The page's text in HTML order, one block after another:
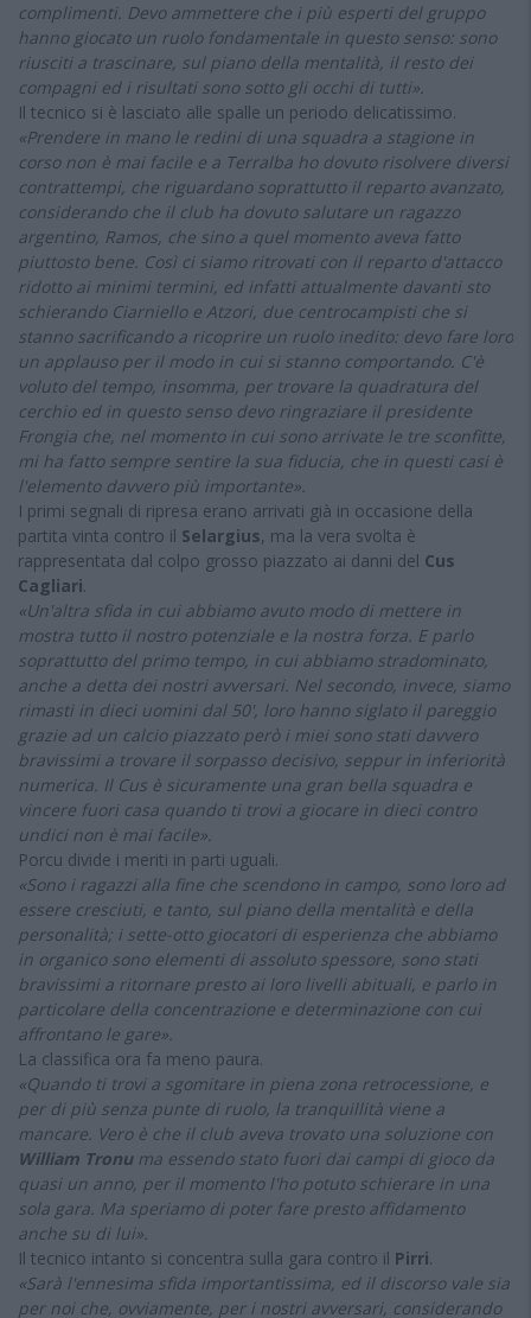
complimenti. Devo ammettere che i più esperti del gruppo
hanno giocato un ruolo fondamentale in questo senso: sono
riusciti a trascinare, sul piano della mentalità, il resto dei
compagni ed i risultati sono sotto gli occhi di tutti».
Il tecnico si è lasciato alle spalle un periodo delicatissimo.
«Prendere in mano le redini di una squadra a stagione in
corso non è mai facile e a Terralba ho dovuto risolvere diversi
contrattempi, che riguardano soprattutto il reparto avanzato,
considerando che il club ha dovuto salutare un ragazzo
argentino, Ramos, che sino a quel momento aveva fatto
piuttosto bene. Così ci siamo ritrovati con il reparto d'attacco
ridotto ai minimi termini, ed infatti attualmente davanti sto
schierando Ciarniello e Atzori, due centrocampisti che si
stanno sacrificando a ricoprire un ruolo inedito: devo fare loro
un applauso per il modo in cui si stanno comportando. C'è
voluto del tempo, insomma, per trovare la quadratura del
cerchio ed in questo senso devo ringraziare il presidente
Frongia che, nel momento in cui sono arrivate le tre sconfitte,
mi ha fatto sempre sentire la sua fiducia, che in questi casi è
l'elemento davvero più importante».
I primi segnali di ripresa erano arrivati già in occasione della
partita vinta contro il Selargius, ma la vera svolta è
rappresentata dal colpo grosso piazzato ai danni del Cus
Cagliari.
«Un'altra sfida in cui abbiamo avuto modo di mettere in
mostra tutto il nostro potenziale e la nostra forza. E parlo
soprattutto del primo tempo, in cui abbiamo stradominato,
anche a detta dei nostri avversari. Nel secondo, invece, siamo
rimasti in dieci uomini dal 50', loro hanno siglato il pareggio
grazie ad un calcio piazzato però i miei sono stati davvero
bravissimi a trovare il sorpasso decisivo, seppur in inferiorità
numerica. Il Cus è sicuramente una gran bella squadra e
vincere fuori casa quando ti trovi a giocare in dieci contro
undici non è mai facile».
Porcu divide i meriti in parti uguali.
«Sono i ragazzi alla fine che scendono in campo, sono loro ad
essere cresciuti, e tanto, sul piano della mentalità e della
personalità; i sette-otto giocatori di esperienza che abbiamo
in organico sono elementi di assoluto spessore, sono stati
bravissimi a ritornare presto ai loro livelli abituali, e parlo in
particolare della concentrazione e determinazione con cui
affrontano le gare».
La classifica ora fa meno paura.
«Quando ti trovi a sgomitare in piena zona retrocessione, e
per di più senza punte di ruolo, la tranquillità viene a
mancare. Vero è che il club aveva trovato una soluzione con
William Tronu ma essendo stato fuori dai campi di gioco da
quasi un anno, per il momento l'ho potuto schierare in una
sola gara. Ma speriamo di poter fare presto affidamento
anche su di lui».
Il tecnico intanto si concentra sulla gara contro il Pirri.
«Sarà l'ennesima sfida importantissima, ed il discorso vale sia
per noi che, ovviamente, per i nostri avversari, considerando